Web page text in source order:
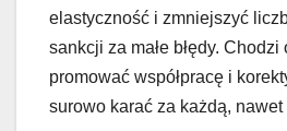
elastyczność i zmniejszyć
sankcji za małe błędy. Chodzi
promować współpracę i
surowo karać za każdą, nawet